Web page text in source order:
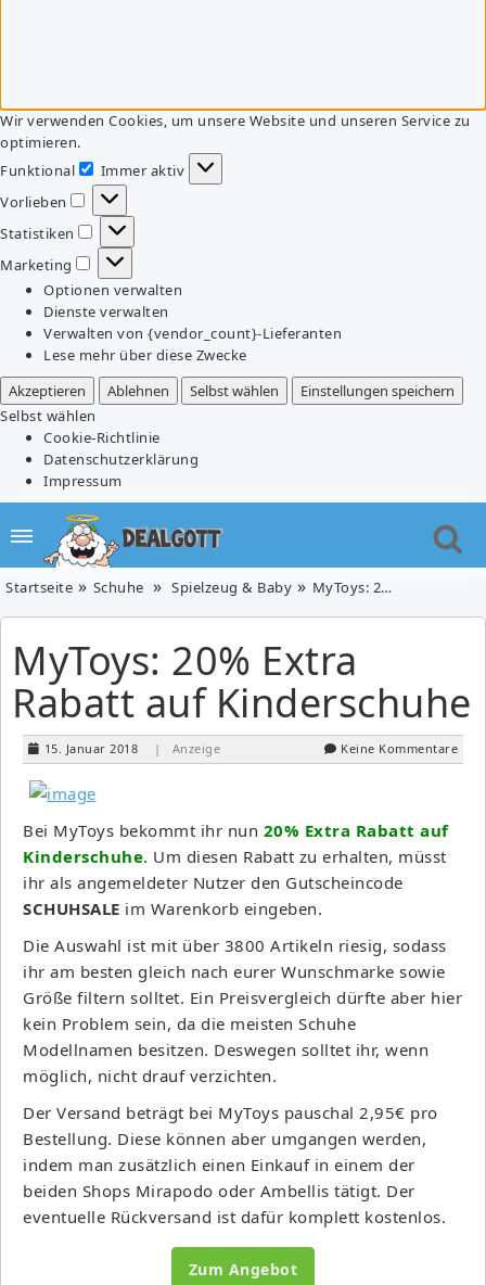
Wir verwenden Cookies, um unsere Website und unseren Service zu
optimieren.
Funktional
Funktional
Immer aktiv
Vorlieben
Vorlieben
Statistiken
Statistiken
Marketing
Marketing
Optionen verwalten
Dienste verwalten
Verwalten von {vendor_count}-Lieferanten
Lese mehr über diese Zwecke
Akzeptieren
Ablehnen Selbst wählen
Einstellungen speichern
Selbst wählen
Cookie-Richtlinie
Datenschutzerklärung
Impressum
Startseite Schuhe Spielzeug & Baby MyToys: 20% Extra Rabatt auf Kinderschuhe
MyToys: 20% Extra
Rabatt auf Kinderschuhe
15. Januar 2018 | Anzeige Keine Kommentare
Bei MyToys bekommt ihr nun 20% Extra Rabatt auf
Kinderschuhe. Um diesen Rabatt zu erhalten, müsst
ihr als angemeldeter Nutzer den Gutscheincode
SCHUHSALE im Warenkorb eingeben.
Die Auswahl ist mit über 3800 Artikeln riesig, sodass
ihr am besten gleich nach eurer Wunschmarke sowie
Größe filtern solltet. Ein Preisvergleich dürfte aber hier
kein Problem sein, da die meisten Schuhe
Modellnamen besitzen. Deswegen solltet ihr, wenn
möglich, nicht drauf verzichten.
Der Versand beträgt bei MyToys pauschal 2,95€ pro
Bestellung. Diese können aber umgangen werden,
indem man zusätzlich einen Einkauf in einem der
beiden Shops Mirapodo oder Ambellis tätigt. Der
eventuelle Rückversand ist dafür komplett kostenlos.
Zum Angebot